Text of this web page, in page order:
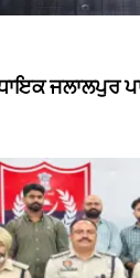
ਜਲਾਲਪੁਰ